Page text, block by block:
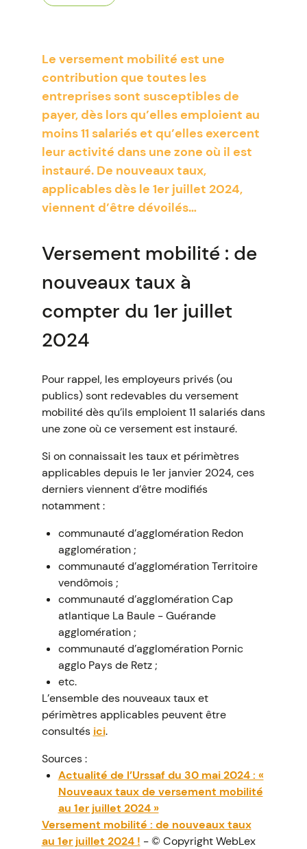
Le versement mobilité est une
contribution que toutes les
entreprises sont susceptibles de
payer, dès lors qu’elles emploient au
moins 11 salariés et qu’elles exercent
leur activité dans une zone où il est
instauré. De nouveaux taux,
applicables dès le 1er juillet 2024,
viennent d’être dévoilés…
Versement mobilité : de
nouveaux taux à
compter du 1er juillet
2024
Pour rappel, les employeurs privés (ou
publics) sont redevables du versement
mobilité dès qu’ils emploient 11 salariés dans
une zone où ce versement est instauré.
Si on connaissait les taux et périmètres
applicables depuis le 1er janvier 2024, ces
derniers viennent d’être modifiés
notamment :
communauté d’agglomération Redon
agglomération ;
communauté d’agglomération Territoire
vendômois ;
communauté d’agglomération Cap
atlantique La Baule - Guérande
agglomération ;
communauté d’agglomération Pornic
agglo Pays de Retz ;
etc.
L’ensemble des nouveaux taux et
périmètres applicables peuvent être
consultés ici.
Sources :
Actualité de l’Urssaf du 30 mai 2024 : «
Nouveaux taux de versement mobilité
au 1er juillet 2024 »
Versement mobilité : de nouveaux taux
au 1er juillet 2024 ! - © Copyright WebLex